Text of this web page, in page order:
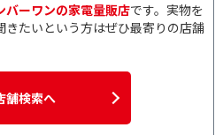
バーワンの家電量販店です。実物を
きたいという方はぜひ最寄りの店舗
舗検索へ